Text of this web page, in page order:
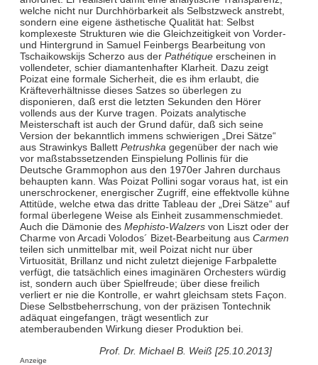
welche nicht nur Durchhörbarkeit als Selbstzweck anstrebt,
sondern eine eigene ästhetische Qualität hat: Selbst
komplexeste Strukturen wie die Gleichzeitigkeit von Vorder-
und Hintergrund in Samuel Feinbergs Bearbeitung von
Tschaikowskijs Scherzo aus der Pathétiqueerscheinen in
vollendeter, schier diamantenhafter Klarheit. Dazu zeigt
Poizat eine formale Sicherheit, die es ihm erlaubt, die
Kräfteverhältnisse dieses Satzes so überlegen zu
disponieren, daß erst die letzten Sekunden den Hörer
vollends aus der Kurve tragen. Poizats analytische
Meisterschaft ist auch der Grund dafür, daß sich seine
Version der bekanntlich immens schwierigen „Drei Sätze“
aus Strawinkys Ballett Petrushkagegenüber der nach wie
vor maßstabssetzenden Einspielung Pollinis für die
Deutsche Grammophon aus den 1970er Jahren durchaus
behaupten kann. Was Poizat Pollini sogar voraus hat, ist ein
unerschrockener, energischer Zugriff, eine effektvolle kühne
Attitüde, welche etwa das dritte Tableau der „Drei Sätze“ auf
formal überlegene Weise als Einheit zusammenschmiedet.
Auch die Dämonie des Mephisto-Walzersvon Liszt oder der
Charme von Arcadi Volodos´ Bizet-Bearbeitung aus Carmen
teilen sich unmittelbar mit, weil Poizat nicht nur über
Virtuosität, Brillanz und nicht zuletzt diejenige Farbpalette
verfügt, die tatsächlich eines imaginären Orchesters würdig
ist, sondern auch über Spielfreude; über diese freilich
verliert er nie die Kontrolle, er wahrt gleichsam stets Façon.
Diese Selbstbeherrschung, von der präzisen Tontechnik
adäquat eingefangen, trägt wesentlich zur
atemberaubenden Wirkung dieser Produktion bei.
Prof. Dr. Michael B. Weiß [25.10.2013]
Anzeige